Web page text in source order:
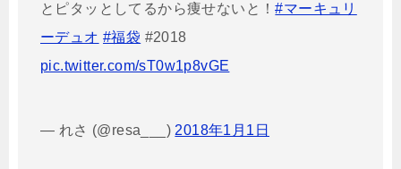
とピタッとしてるから痩せないと！#マーキュリ
ーデュオ #福袋 #2018
pic.twitter.com/sT0w1p8vGE
— れさ (@resa___) 2018年1月1日